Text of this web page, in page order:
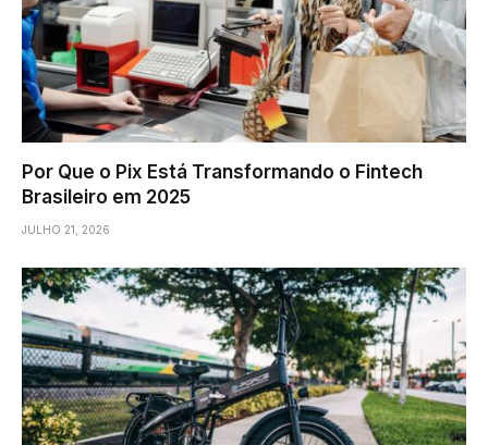
Por Que o Pix Está Transformando o Fintech
Brasileiro em 2025
JULHO 21, 2026